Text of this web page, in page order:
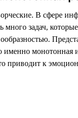
В сфере
много задач,
именно монотонная
приводит к